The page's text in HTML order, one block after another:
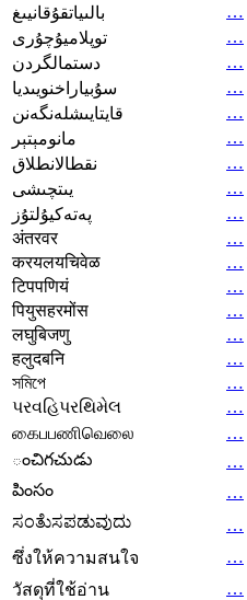
بالىياتقۇقانيىغ
…
توپلاميۇچۇرى
…
دستمالگردن
…
سۇبياراخنويىديا
…
قايتايىشلەنگەنن
…
مانومېتېر
…
نقطالانطلاق
…
يىتچىشى
…
پەتەكيۇلتۇز
…
अंतरवर
…
करयलयचिवेळ
…
टिपपणियं
…
पियुसहरमोंस
…
लघुबिजणु
…
हलुदबनि
…
সমিপে
…
પરવહિપરથિમેલ
…
கைபபணிவெலை
…
ంచిగచుడు
…
పింసం
…
ಸಂತೆುಸಪಡುವುದು
…
ซึ่งให้ความสนใจ
…
วัสดุที่ใช้อ่าน
…